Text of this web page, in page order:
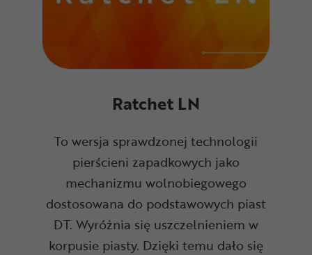
Ratchet LN
To wersja sprawdzonej technologii
pierścieni zapadkowych jako
mechanizmu wolnobiegowego
dostosowana do podstawowych piast
DT. Wyróżnia się uszczelnieniem w
korpusie piasty. Dzięki temu dało się